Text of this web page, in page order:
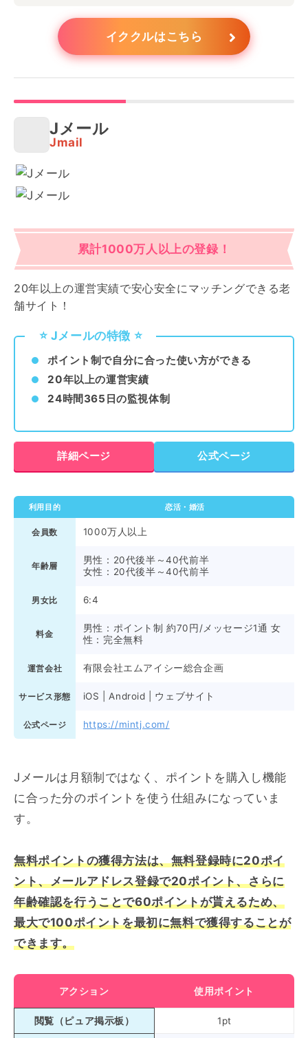
イククルはこちら
Jメール
Jmail
累計1000万人以上の登録！
20年以上の運営実績で安心安全にマッチングできる老
舗サイト！
⭐️ Jメールの特徴 ⭐️
ポイント制で自分に合った使い方ができる
20年以上の運営実績
24時間365日の監視体制
詳細ページ 公式ページ
利用目的 恋活・婚活
会員数 1000万人以上
年齢層
男性：20代後半～40代前半
女性：20代後半～40代前半
男女比 6:4
料金
男性：ポイント制 約70円/メッセージ1通 女
性：完全無料
運営会社 有限会社エムアイシー総合企画
サービス形態 iOS | Android | ウェブサイト
公式ページ https://mintj.com/
Jメールは月額制ではなく、ポイントを購入し機能
に合った分のポイントを使う仕組みになっていま
す。
無料ポイントの獲得方法は、無料登録時に20ポイ
ント、メールアドレス登録で20ポイント、さらに
年齢確認を行うことで60ポイントが貰えるため、
最大で100ポイントを最初に無料で獲得することが
できます。
アクション 使用ポイント
閲覧（ピュア掲示板） 1pt